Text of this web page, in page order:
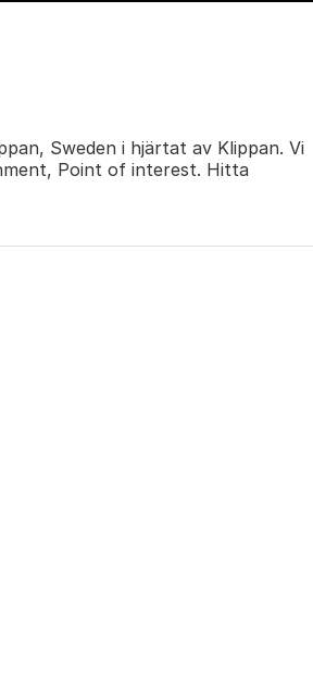
Sweden i hjärtat av Klippan. Vi
Point of interest. Hitta